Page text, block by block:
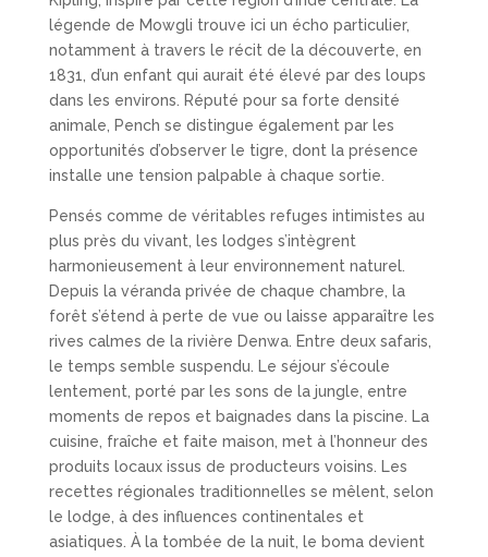
légende de Mowgli trouve ici un écho particulier,
notamment à travers le récit de la découverte, en
1831, d’un enfant qui aurait été élevé par des loups
dans les environs. Réputé pour sa forte densité
animale, Pench se distingue également par les
opportunités d’observer le tigre, dont la présence
installe une tension palpable à chaque sortie.
Pensés comme de véritables refuges intimistes au
plus près du vivant, les lodges s’intègrent
harmonieusement à leur environnement naturel.
Depuis la véranda privée de chaque chambre, la
forêt s’étend à perte de vue ou laisse apparaître les
rives calmes de la rivière Denwa. Entre deux safaris,
le temps semble suspendu. Le séjour s’écoule
lentement, porté par les sons de la jungle, entre
moments de repos et baignades dans la piscine. La
cuisine, fraîche et faite maison, met à l’honneur des
produits locaux issus de producteurs voisins. Les
recettes régionales traditionnelles se mêlent, selon
le lodge, à des influences continentales et
asiatiques. À la tombée de la nuit, le boma devient